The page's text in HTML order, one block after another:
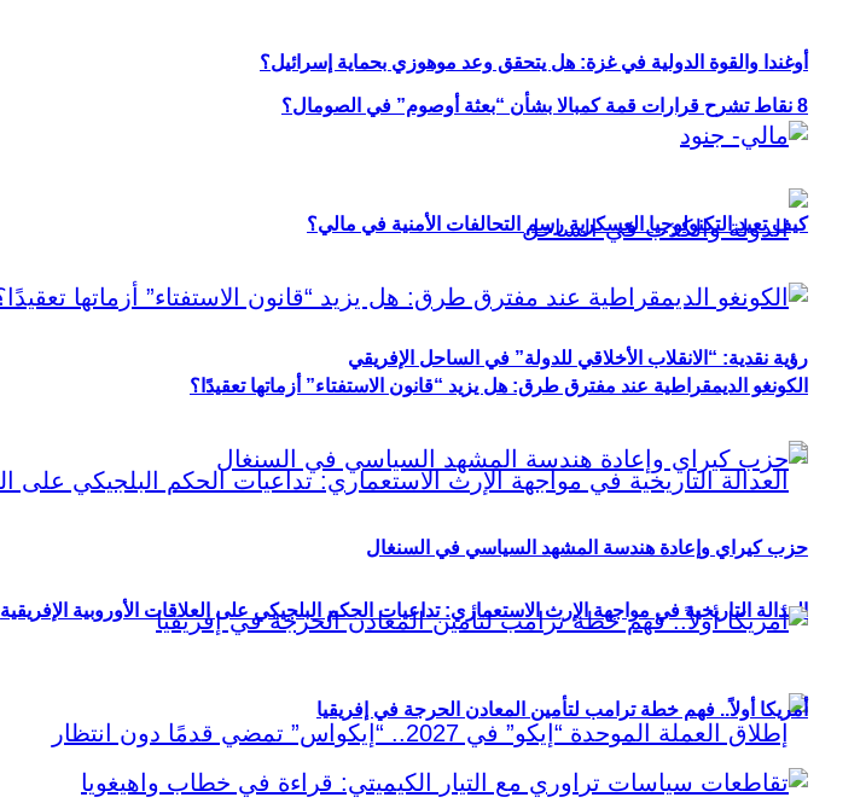
8 نقاط تشرح قرارات قمة كمبالا بشأن “بعثة أوصوم” في الصومال؟
رؤية نقدية: “الانقلاب الأخلاقي للدولة” في الساحل الإفريقي
العدالة التاريخية في مواجهة الإرث الاستعماري: تداعيات الحكم البلجيكي على العلاقات الأوروبية الإفريقية
أوغندا والقوة الدولية في غزة: هل يتحقق وعد موهوزي بحماية إسرائيل؟
كيف تعيد التكنولوجيا العسكرية رسم التحالفات الأمنية في مالي؟
الكونغو الديمقراطية عند مفترق طرق: هل يزيد “قانون الاستفتاء” أزماتها تعقيدًا؟
حزب كيراي وإعادة هندسة المشهد السياسي في السنغال
أمريكا أولاً.. فهم خطة ترامب لتأمين المعادن الحرجة في إفريقيا